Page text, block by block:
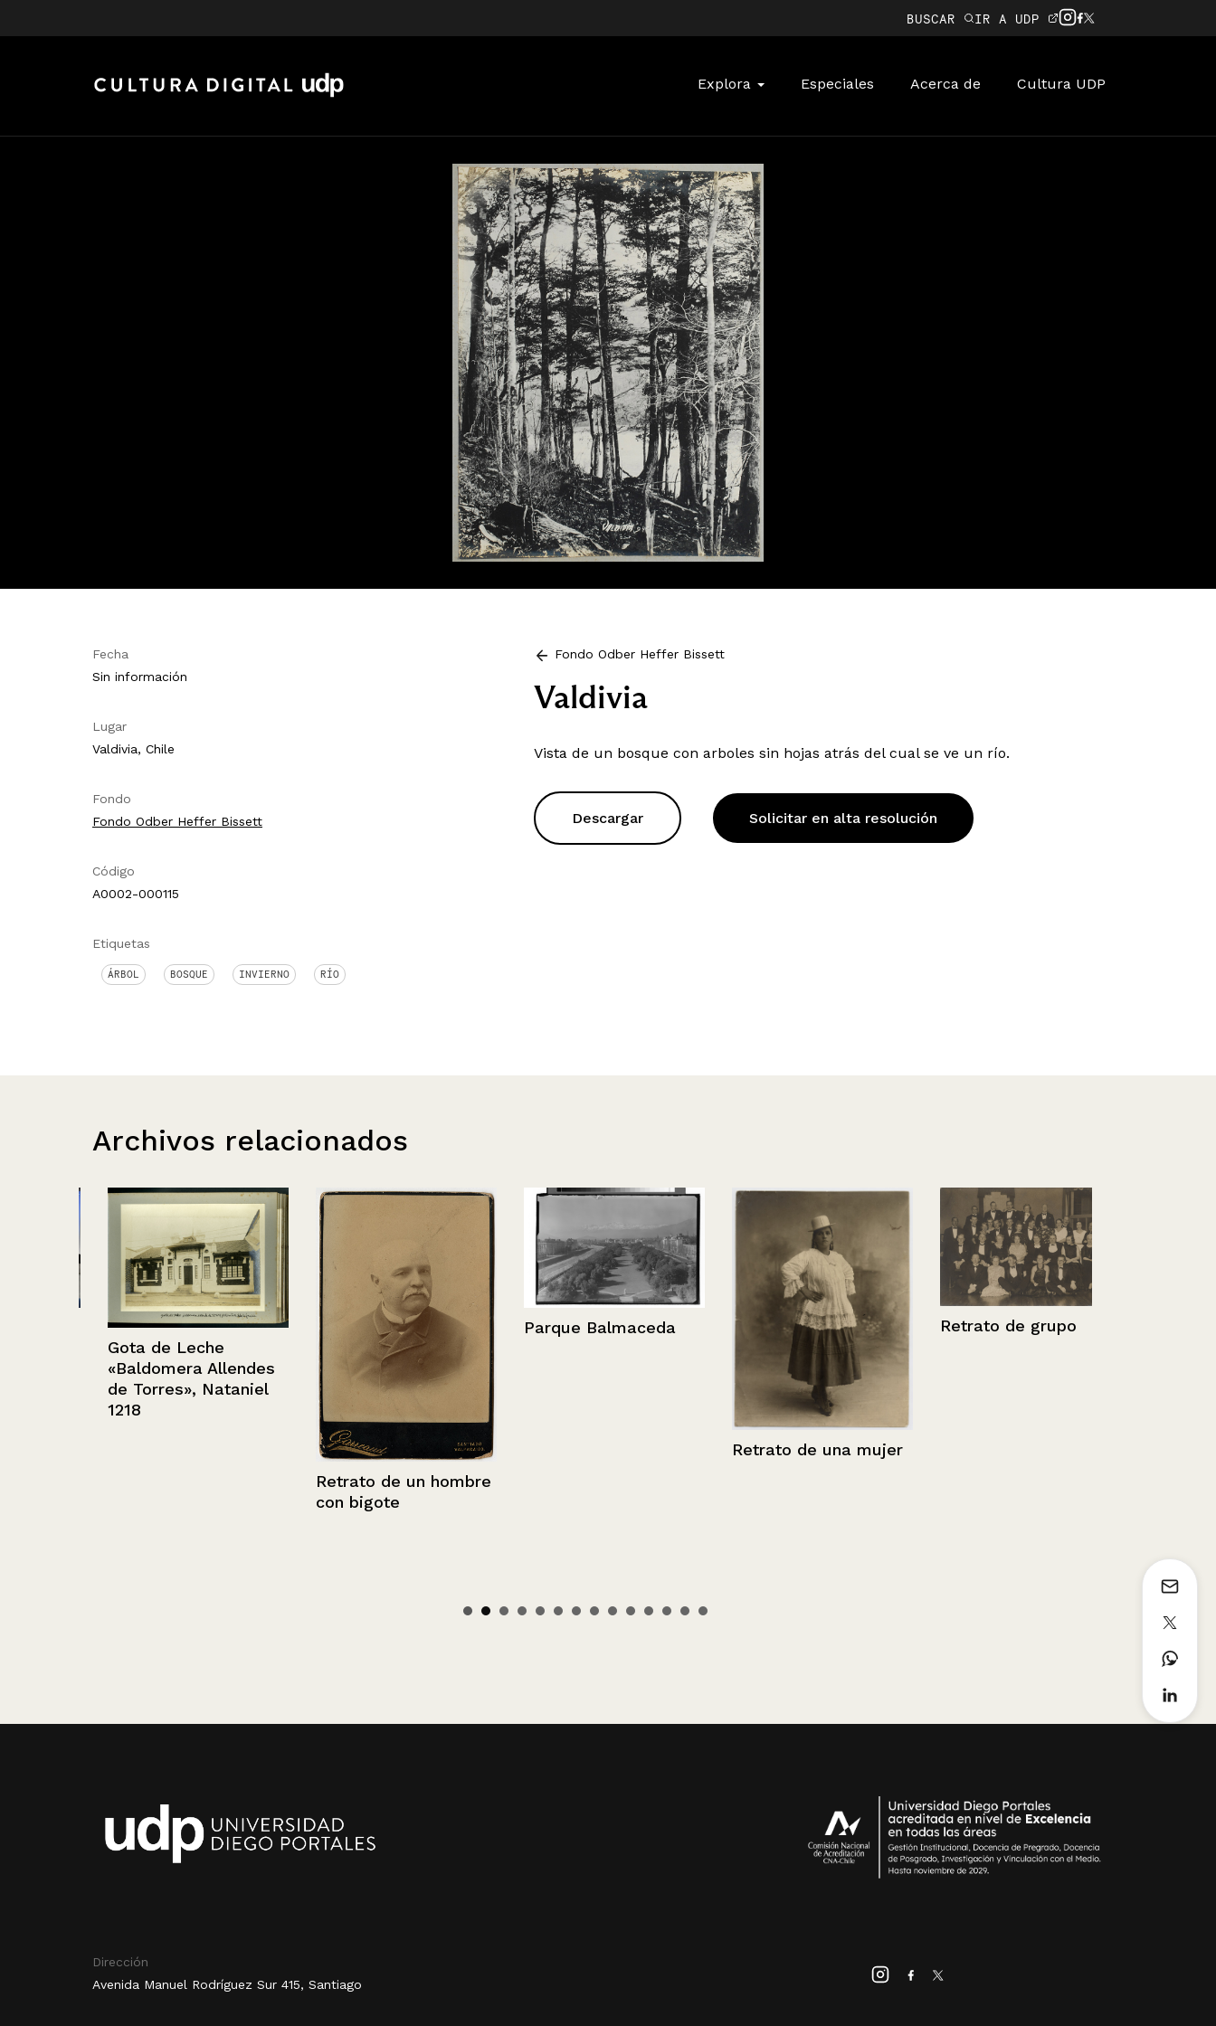
BUSCAR IR A UDP
Explora Especiales Acerca de Cultura UDP
Fecha
Sin información
Lugar
Valdivia, Chile
Fondo
Fondo Odber Heffer Bissett
Código
A0002-000115
Etiquetas
ÁRBOL BOSQUE INVIERNO RÍO
Fondo Odber Heffer Bissett
Valdivia
Vista de un bosque con arboles sin hojas atrás del cual se ve un río.
Descargar Solicitar en alta resolución
Archivos relacionados
Gota de Leche
«Baldomera Allendes
de Torres», Nataniel
1218
Retrato de un hombre
con bigote
Parque Balmaceda
Retrato de una mujer
Retrato de grupo
Dirección
Avenida Manuel Rodríguez Sur 415, Santiago